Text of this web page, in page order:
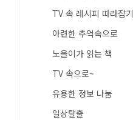
TV 속 레시피 따라잡기
아련한 추억속으로
노을이가 읽는 책
TV 속으로~
유용한 정보 나눔
일상탈출